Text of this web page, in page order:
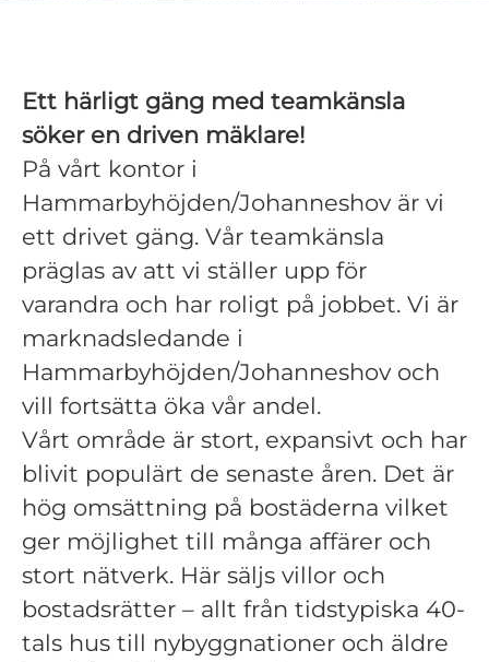
Ett härligt gäng med teamkänsla
söker en driven mäklare!
På vårt kontor i
Hammarbyhöjden/Johanneshov är vi
ett drivet gäng. Vår teamkänsla
präglas av att vi ställer upp för
varandra och har roligt på jobbet. Vi är
marknadsledande i
Hammarbyhöjden/Johanneshov och
vill fortsätta öka vår andel.
Vårt område är stort, expansivt och har
blivit populärt de senaste åren. Det är
hög omsättning på bostäderna vilket
ger möjlighet till många affärer och
stort nätverk. Här säljs villor och
bostadsrätter – allt från tidstypiska 40-
tals hus till nybyggnationer och äldre